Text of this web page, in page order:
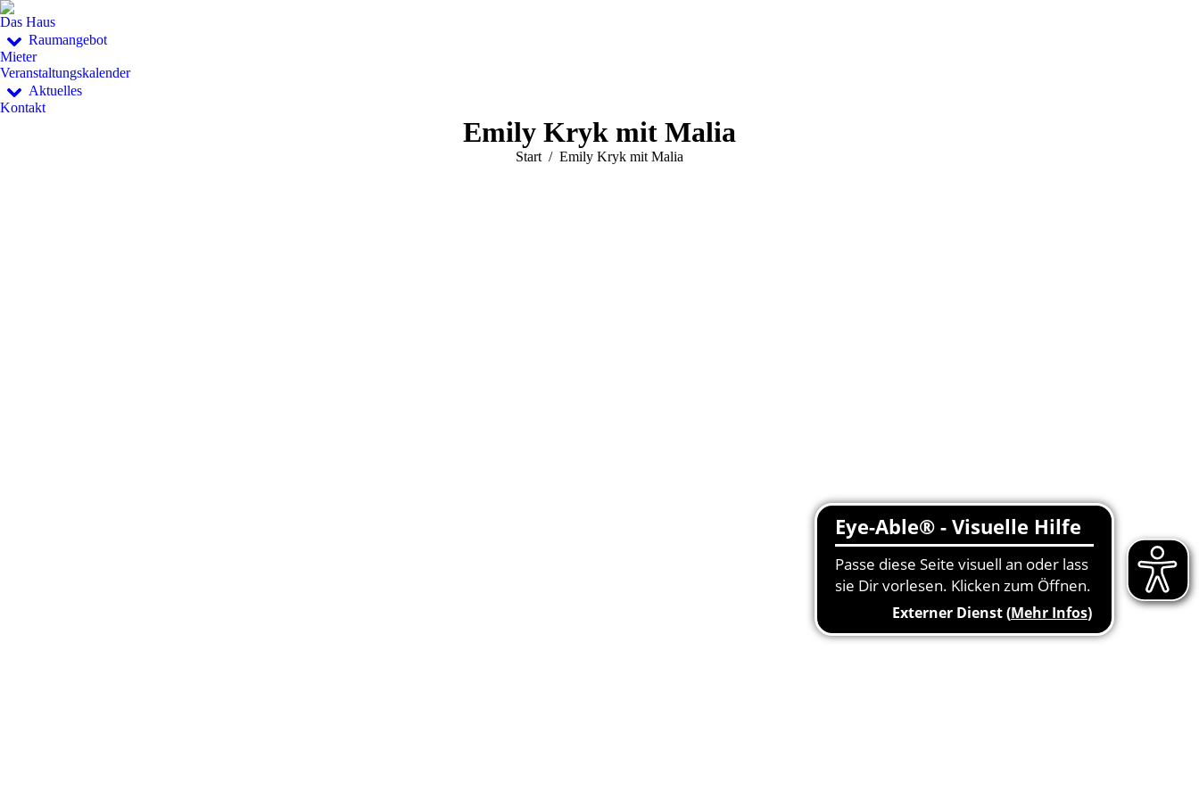
Das Haus
Raumangebot
Mieter
Veranstaltungskalender
Aktuelles
Kontakt
Emily Kryk mit Malia
Sie befinden sich hier:
Start Emily Kryk mit Malia